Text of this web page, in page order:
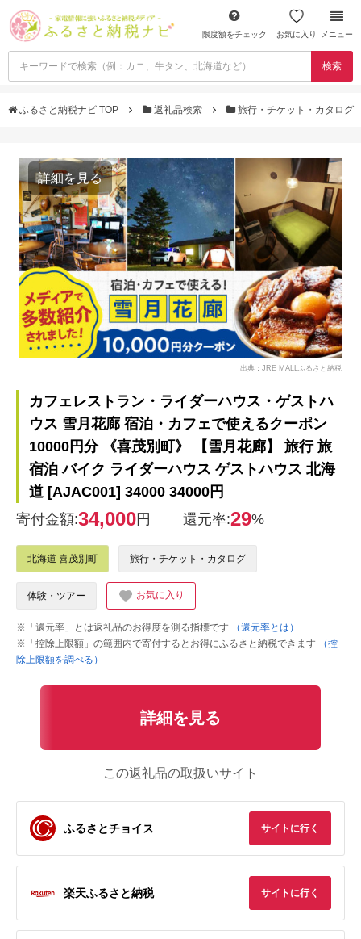
限度額をチェック お気に入り メニュー
検索
ふるさと納税ナビ TOP 返礼品検索 旅行・チケット・カタログ
詳細を見る
出典：JRE MALLふるさと納税
カフェレストラン・ライダーハウス・ゲストハ
ウス 雪月花廊 宿泊・カフェで使えるクーポン
10000円分 《喜茂別町》 【雪月花廊】 旅行 旅
宿泊 バイク ライダーハウス ゲストハウス 北海
道 [AJAC001] 34000 34000円
寄付金額:34,000円 還元率:29%
北海道 喜茂別町 旅行・チケット・カタログ
体験・ツアー お気に入り
※「還元率」とは返礼品のお得度を測る指標です
（還元率とは）
※「控除上限額」の範囲内で寄付するとお得にふるさと納税できます
（控
除上限額を調べる）
詳細を見る
この返礼品の取扱いサイト
ふるさとチョイス サイトに行く
楽天ふるさと納税 サイトに行く